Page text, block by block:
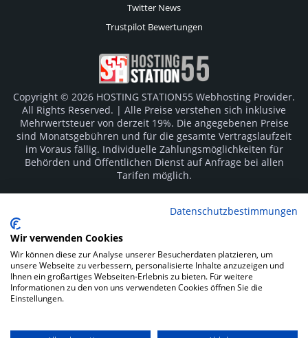
Twitter News
Trustpilot Bewertungen
Copyright © 2026 HOSTING STATION55 Webhosting Provider.
All Rights Reserved. | Alle Preise verstehen sich inklusive
Mehrwertsteuer von derzeit 19%. Die angegebenen Preise
sind Monatsgebühren und für die gesamte Vertragslaufzeit
im Voraus fällig. Individuelle Zahlungsmöglichkeiten für
Behörden und Öffentlichen Dienst auf Anfrage bei allen
Tarifen möglich.
Hersteller. Irrtümer vorbehalten.
SOCIAL MEDIA
Datenschutzbestimmungen
Wir verwenden Cookies
Wir können diese zur Analyse unserer Besucherdaten platzieren, um
unsere Webseite zu verbessern, personalisierte Inhalte anzuzeigen und
Ihnen ein großartiges Webseiten-Erlebnis zu bieten. Für weitere
Informationen zu den von uns verwendeten Cookies öffnen Sie die
Einstellungen.